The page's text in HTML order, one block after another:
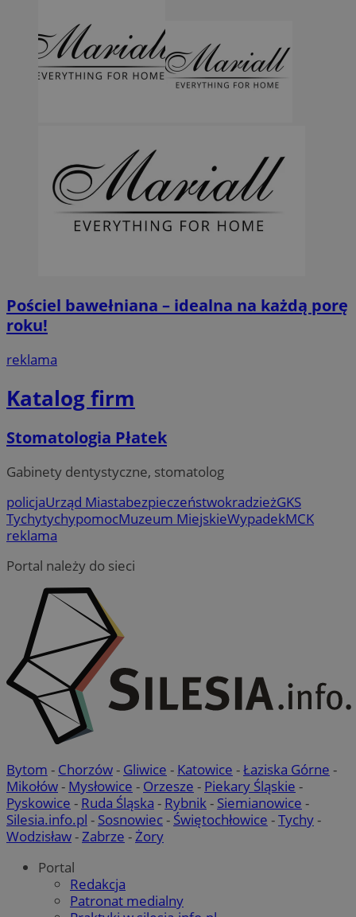
Pościel bawełniana – idealna na każdą porę
roku!
reklama
Katalog firm
Stomatologia Płatek
Gabinety dentystyczne, stomatolog
policjaUrząd MiastabezpieczeństwokradzieżGKS
TychytychypomocMuzeum MiejskieWypadekMCK
reklama
Portal należy do sieci
Bytom - Chorzów- Gliwice - Katowice -Łaziska Górne -
Mikołów- Mysłowice - Orzesze - Piekary Śląskie -
Pyskowice - Ruda Śląska - Rybnik- Siemianowice -
Silesia.info.pl - Sosnowiec- Świętochłowice -Tychy-
Wodzisław-Zabrze -Żory
Portal
Redakcja
Patronat medialny